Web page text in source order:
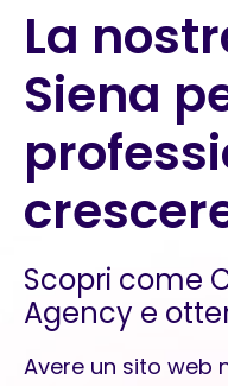
La
Siena
Scopri come
Agency e
Avere un sito web